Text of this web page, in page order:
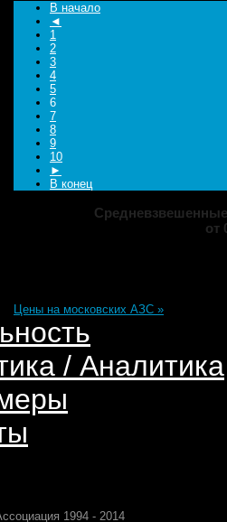
В начало
◄
1
2
3
4
5
6
7
8
9
10
►
В конец
от
Цены на московских АЗС »
/ Аналитика
1994 - 2014